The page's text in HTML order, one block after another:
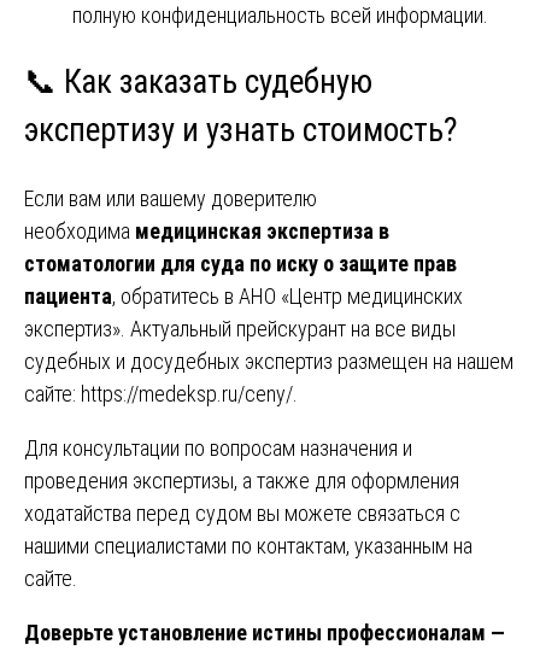
полную конфиденциальность всей информации.
📞 Как заказать судебную
экспертизу и узнать стоимость?
Если вам или вашему доверителю
необходима медицинская экспертиза в
стоматологии для суда по иску о защите прав
пациента, обратитесь в АНО «Центр медицинских
экспертиз». Актуальный прейскурант на все виды
судебных и досудебных экспертиз размещен на нашем
сайте: https://medeksp.ru/ceny/
Для консультации по вопросам назначения и
проведения экспертизы, а также для оформления
ходатайства перед судом вы можете связаться с
нашими специалистами по контактам, указанным на
сайте.
Доверьте установление истины профессионалам —